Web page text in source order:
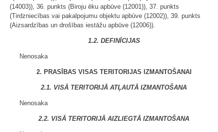
(14003)), 36. punkts (Biroju ēku apbūve (12001)), 37. punkts
(Tirdzniecības vai pakalpojumu objektu apbūve (12002)), 39. punkts
(Aizsardzības un drošības iestāžu apbūve (12006)).
1.2. DEFINĪCIJAS
Nenosaka
2. PRASĪBAS VISAS TERITORIJAS IZMANTOŠANAI
2.1. VISĀ TERITORIJĀ ATĻAUTĀ IZMANTOŠANA
Nenosaka
2.2. VISĀ TERITORIJĀ AIZLIEGTĀ IZMANTOŠANA